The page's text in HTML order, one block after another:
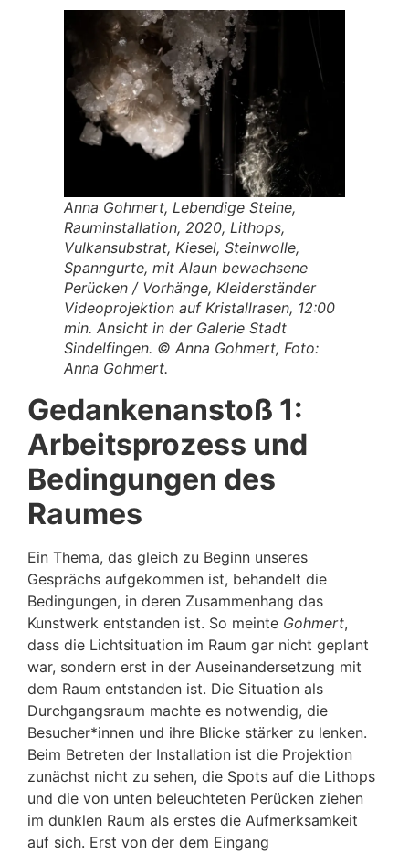
Anna Gohmert, Lebendige Steine,
Rauminstallation, 2020, Lithops,
Vulkansubstrat, Kiesel, Steinwolle,
Spanngurte, mit Alaun bewachsene
Perücken / Vorhänge, Kleiderständer
Videoprojektion auf Kristallrasen, 12:00
min. Ansicht in der Galerie Stadt
Sindelfingen. © Anna Gohmert, Foto:
Anna Gohmert.
Gedankenanstoß 1:
Arbeitsprozess und
Bedingungen des
Raumes
Ein Thema, das gleich zu Beginn unseres
Gesprächs aufgekommen ist, behandelt die
Bedingungen, in deren Zusammenhang das
Kunstwerk entstanden ist. So meinte Gohmert,
dass die Lichtsituation im Raum gar nicht geplant
war, sondern erst in der Auseinandersetzung mit
dem Raum entstanden ist. Die Situation als
Durchgangsraum machte es notwendig, die
Besucher*innen und ihre Blicke stärker zu lenken.
Beim Betreten der Installation ist die Projektion
zunächst nicht zu sehen, die Spots auf die Lithops
und die von unten beleuchteten Perücken ziehen
im dunklen Raum als erstes die Aufmerksamkeit
auf sich. Erst von der dem Eingang